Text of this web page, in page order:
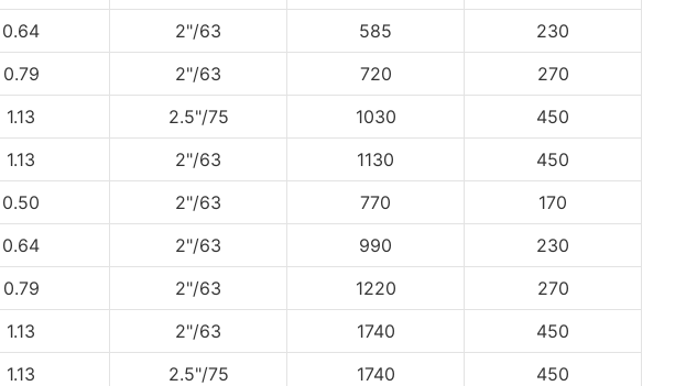
0.64 2"/63 585
230
0.79 2"/63 720
270
1.13 2.5"/75 1030
450
1.13 2"/63 1130
450
0.50 2"/63 770
170
0.64 2"/63 990
230
0.79 2"/63 1220
270
1.13 2"/63 1740
450
1.13 2.5"/75 1740 450